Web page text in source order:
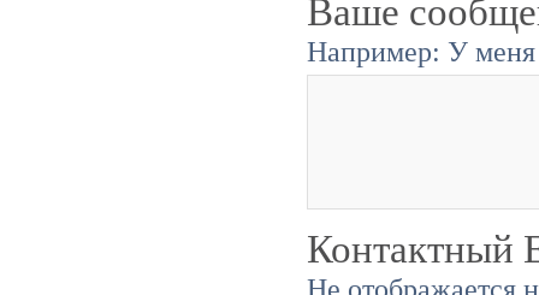
Ваше
Например: У меня
Контактный
Не отображается